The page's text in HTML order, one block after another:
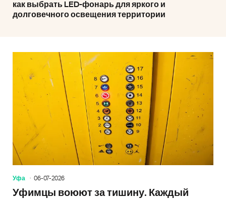
как выбрать LED-фонарь для яркого и
долговечного освещения территории
Уфа 06-07-2026
Уфимцы воюют за тишину. Каждый